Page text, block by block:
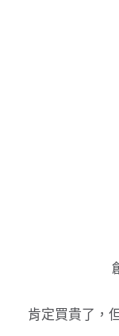
肯定買貴了，